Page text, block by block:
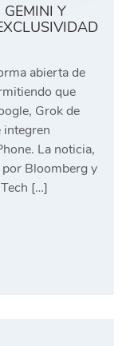
Y
abierta de
que
Grok de
La noticia,
Bloomberg y
[…]